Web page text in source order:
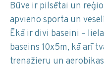
Būve ir pilsētai un
apvieno sporta un
Ēkā ir divi baseini –
baseins 10x5m, kā arī
trenažieru un